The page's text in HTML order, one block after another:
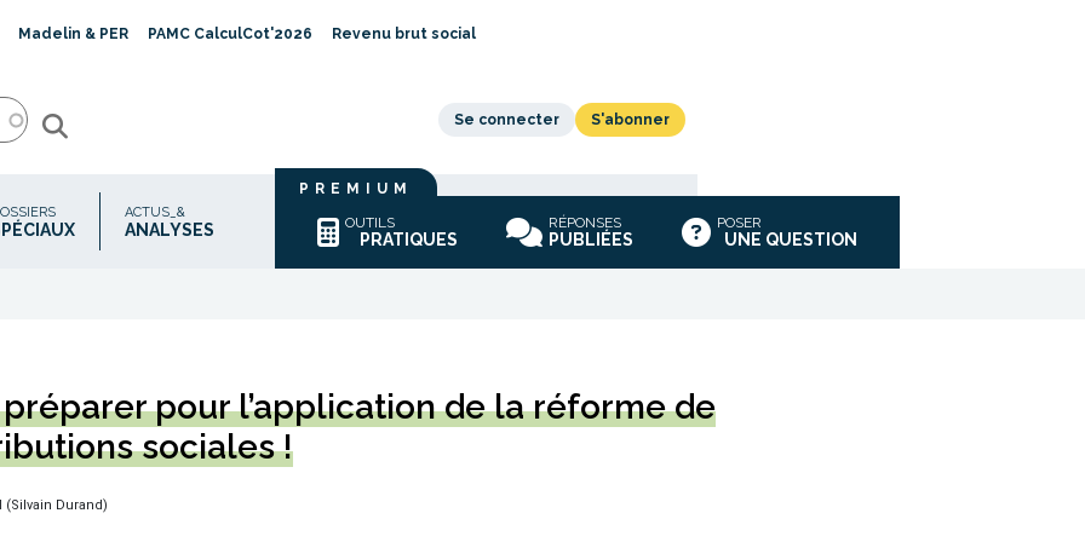
Madelin & PER PAMC CalculCot'2026
Revenu brut social
Se connecter S'abonner
ACTUS_&
ANALYSES
PREMIUM
OUTILS
PRATIQUES
RÉPONSES
PUBLIÉES
POSER
UNE QUESTION
pour l’application de la réforme de
sociales !
(Silvain Durand)